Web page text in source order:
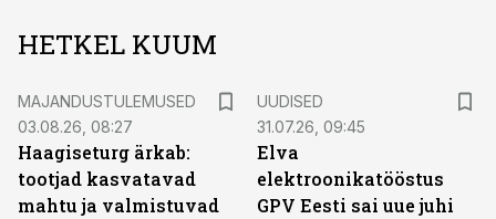
HETKEL KUUM
MAJANDUSTULEMUSED
03.08.26, 08:27
Haagiseturg ärkab:
tootjad kasvatavad
mahtu ja valmistuvad
UUDISED
31.07.26, 09:45
Elva
elektroonikatööstus
GPV Eesti sai uue juhi